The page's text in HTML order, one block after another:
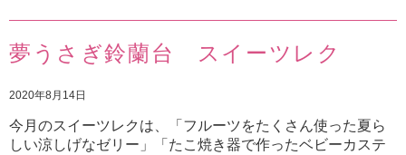
夢うさぎ鈴蘭台 スイーツレク
2020年8月14日
今月のスイーツレクは、「フルーツをたくさん使った夏ら
しい涼しげなゼリー」「たこ焼き器で作ったベビーカステ